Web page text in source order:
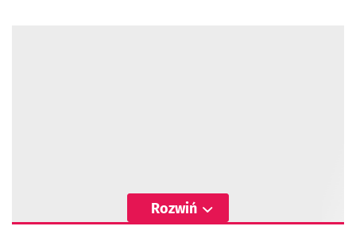
Rozwiń